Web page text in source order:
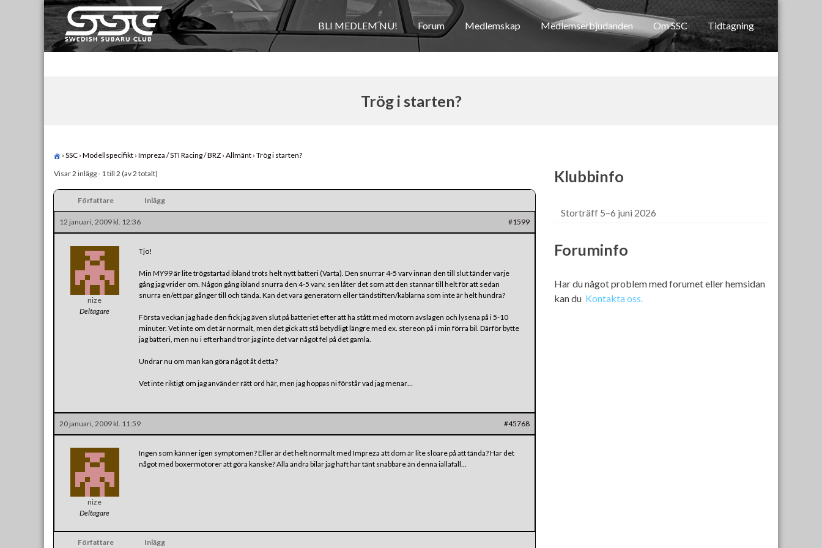
Skip
to
content
Swedish Subaru Club
För oss som älskar Subaru!
BLI MEDLEM NU! Forum Medlemskap Medlemserbjudanden Om SSC Tidtagning
Trög i starten?
› SSC › Modellspecifikt › Impreza / STI Racing / BRZ › Allmänt › Trög i starten?
Visar 2 inlägg - 1 till 2 (av 2 totalt)
Författare Inlägg
12 januari, 2009 kl. 12:36 #1599
nize
Deltagare
Tjo!
Min MY99 är lite trögstartad ibland trots helt nytt batteri (Varta). Den snurrar 4-5 varv innan den till slut tänder varje
gång jag vrider om. Någon gång ibland snurra den 4-5 varv, sen låter det som att den stannar till helt för att sedan
snurra en/ett par gånger till och tända. Kan det vara generatorn eller tändstiften/kablarna som inte är helt hundra?
Första veckan jag hade den fick jag även slut på batteriet efter att ha stått med motorn avslagen och lysena på i 5-10
minuter. Vet inte om det är normalt, men det gick att stå betydligt längre med ex. stereon på i min förra bil. Därför bytte
jag batteri, men nu i efterhand tror jag inte det var något fel på det gamla.
Undrar nu om man kan göra något åt detta?
Vet inte riktigt om jag använder rätt ord här, men jag hoppas ni förstår vad jag menar…
20 januari, 2009 kl. 11:59 #45768
nize
Deltagare
Ingen som känner igen symptomen? Eller är det helt normalt med Impreza att dom är lite slöare på att tända? Har det
något med boxermotorer att göra kanske? Alla andra bilar jag haft har tänt snabbare än denna iallafall…
Författare Inlägg
Klubbinfo
Storträff 5–6 juni 2026
Foruminfo
Har du något problem med forumet eller hemsidan
kan du Kontakta oss.